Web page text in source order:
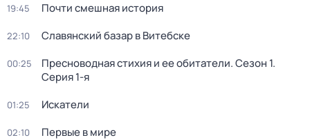
19:45 Почти смешная история
22:10 Славянский базар в Витебске
00:25 Пресноводная стихия и ее обитатели. Сезон 1.
Серия 1-я
01:25 Искатели
02:10 Первые в мире